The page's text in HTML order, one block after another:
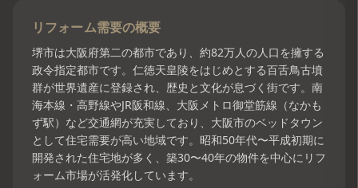
リフォーム需要の概要
堺市は大阪府第二の都市であり、約82万人の人口を擁する
政令指定都市です。仁徳天皇陵をはじめとする百舌鳥古墳
群が世界遺産に登録され、歴史と文化が息づく街です。南
海本線・高野線やJR阪和線、大阪メトロ御堂筋線（なかも
ず駅）など交通網が充実しており、大阪市のベッドタウン
として住宅需要が高い地域です。昭和50年代〜平成初期に
開発された住宅地が多く、築30〜40年の物件を中心にリフ
ォーム市場が活発化しています。